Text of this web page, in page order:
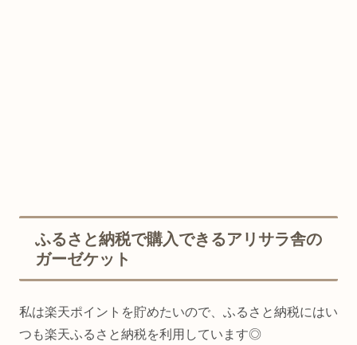
ふるさと納税で購入できるアリサラ舎の
ガーゼケット
私は楽天ポイントを貯めたいので、ふるさと納税にはい
つも楽天ふるさと納税を利用しています◎